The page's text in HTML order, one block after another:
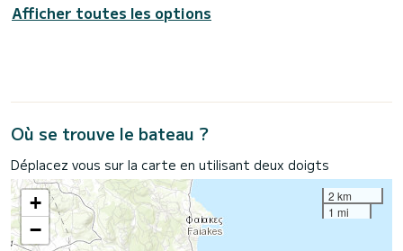
Afficher toutes les options
Où se trouve le bateau ?
Déplacez vous sur la carte en utilisant deux doigts
+
−
2 km
1 mi